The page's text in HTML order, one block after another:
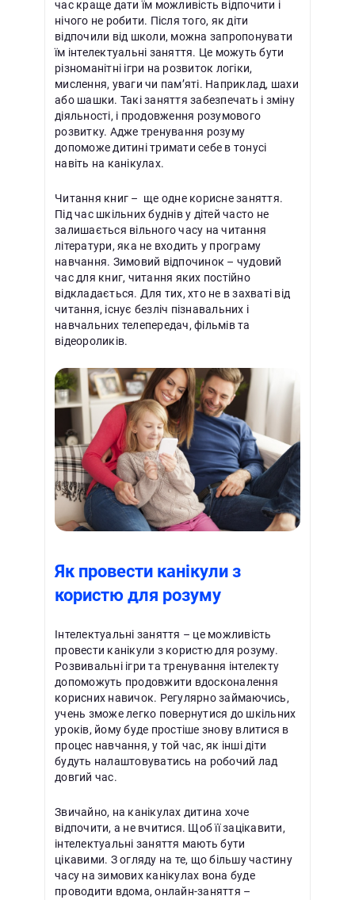
час краще дати їм можливість відпочити і
нічого не робити. Після того, як діти
відпочили від школи, можна запропонувати
їм інтелектуальні заняття. Це можуть бути
різноманітні ігри на розвиток логіки,
мислення, уваги чи пам’яті. Наприклад, шахи
або шашки. Такі заняття забезпечать і зміну
діяльності, і продовження розумового
розвитку. Адже тренування розуму
допоможе дитині тримати себе в тонусі
навіть на канікулах.
Читання книг – ще одне корисне заняття.
Під час шкільних буднів у дітей часто не
залишається вільного часу на читання
літератури, яка не входить у програму
навчання. Зимовий відпочинок – чудовий
час для книг, читання яких постійно
відкладається. Для тих, хто не в захваті від
читання, існує безліч пізнавальних і
навчальних телепередач, фільмів та
відеороликів.
Як провести канікули з
користю для розуму
Інтелектуальні заняття – це можливість
провести канікули з користю для розуму.
Розвивальні ігри та тренування інтелекту
допоможуть продовжити вдосконалення
корисних навичок. Регулярно займаючись,
учень зможе легко повернутися до шкільних
уроків, йому буде простіше знову влитися в
процес навчання, у той час, як інші діти
будуть налаштовуватись на робочий лад
довгий час.
Звичайно, на канікулах дитина хоче
відпочити, а не вчитися. Щоб її зацікавити,
інтелектуальні заняття мають бути
цікавими. З огляду на те, що більшу частину
часу на зимових канікулах вона буде
проводити вдома, онлайн-заняття –